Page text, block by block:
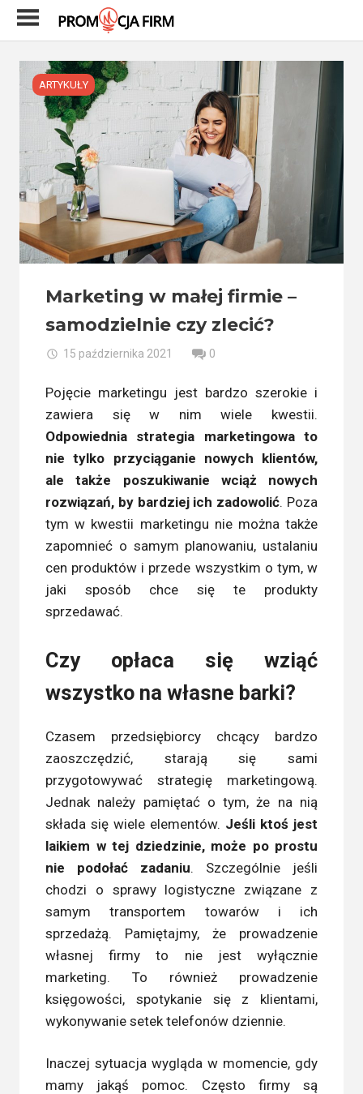
Skip
ARTYKUŁY
Marketing w małej firmie –
samodzielnie czy zlecić?
15 października 2021 0
Pojęcie marketingu jest bardzo szerokie i
zawiera się w nim wiele kwestii.
Odpowiednia strategia marketingowa to
nie tylko przyciąganie nowych klientów,
ale także poszukiwanie wciąż nowych
rozwiązań, by bardziej ich zadowolić. Poza
tym w kwestii marketingu nie można także
zapomnieć o samym planowaniu, ustalaniu
cen produktów i przede wszystkim o tym, w
jaki sposób chce się te produkty
sprzedawać.
Czy opłaca się wziąć
wszystko na własne barki?
Czasem przedsiębiorcy chcący bardzo
zaoszczędzić, starają się sami
przygotowywać strategię marketingową.
Jednak należy pamiętać o tym, że na nią
składa się wiele elementów. Jeśli ktoś jest
laikiem w tej dziedzinie, może po prostu
nie podołać zadaniu. Szczególnie jeśli
chodzi o sprawy logistyczne związane z
samym transportem towarów i ich
sprzedażą. Pamiętajmy, że prowadzenie
własnej firmy to nie jest wyłącznie
marketing. To również prowadzenie
księgowości, spotykanie się z klientami,
wykonywanie setek telefonów dziennie.
Inaczej sytuacja wygląda w momencie, gdy
mamy jakąś pomoc. Często firmy są